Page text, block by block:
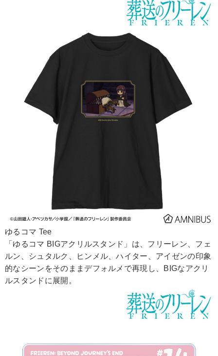
ゆるコマ Tee
「ゆるコマ BIGアクリルスタンド」は、フリーレン、フェ
ルン、シュタルク、ヒンメル、ハイター、アイゼンの印象
的なシーンをそのままデフォルメで再現し、BIGなアクリ
ルスタンドに展開。